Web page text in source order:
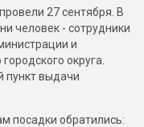
27 сентября. В
человек - сотрудники
и
округа.
пункт выдачи
посадки обратились: